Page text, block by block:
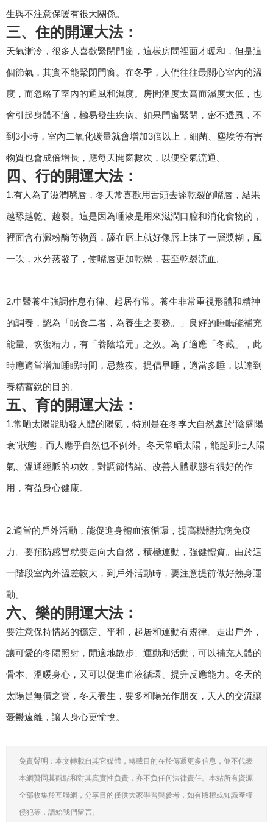
生與不注意保暖有很大關係。
三、住的開運大法：
天氣漸冷，很多人喜歡緊閉門窗，這樣房間裡面才暖和，但是這
個節氣，其實不能緊閉門窗。在冬季，人們往往最關心室內的溫
度，而忽略了室內的通風和濕度。房間溫度太高而濕度太低，也
會引起身體不適，極易發生疾病。如果門窗緊閉，密不透風，不
到3小時，室內二氧化碳量就會增加3倍以上，細菌、塵埃等有害
物質也會成倍增長，應每天開窗數次，以便空氣流通。
四、行的開運大法：
1.有人為了滋潤嘴唇，冬天常喜歡用舌頭去舔乾裂的嘴唇，結果
越舔越乾、越裂。這是因為唾液是用來滋潤口腔和消化食物的，
裡面含有澱粉酶等物質，舔在唇上就好像唇上抹了一層漿糊，風
一吹，水分蒸發了，使嘴唇更加乾燥，甚至乾裂流血。
2.中醫養生強調作息有律、起居有常。養生非常重視形體和精神
的調養，認為「眠食二者，為養生之要務。」良好的睡眠能補充
能量、恢復精力，有「養陰培元」之效。為了適應「冬藏」，此
時應適當增加睡眠時間，忌熬夜。提倡早睡，適當多睡，以達到
養精蓄銳的目的。
五、育的開運大法：
1.常晒太陽能助發人體的陽氣，特別是在冬季大自然處於“陰盛陽
衰”狀態，而人應乎自然也不例外。冬天常晒太陽，能起到壯人陽
氣、溫通經脈的功效，對調節情緒、改善人體狀態有很好的作
用，有益身心健康。
2.適當的戶外活動，能促進身體血液循環，提高機體抗病免疫
力。要預防感冒就要走向大自然，積極運動，強健體質。由於這
一階段室內外溫差較大，到戶外活動時，要注意提前做好熱身運
動。
六、樂的開運大法：
要注意保持情緒的穩定、平和，起居和運動有規律。走出戶外，
讓可愛的冬陽照射，閒適地散步、運動和活動，可以補充人體的
骨本、溫暖身心，又可以促進血液循環、提升反應能力。冬天的
太陽是無價之寶，冬天養生，要多和陽光作朋友，天人的交流讓
憂鬱遠離，讓人身心更愉悅。
免責聲明：本文轉載自其它媒體，轉載目的在於傳遞更多信息，並不代表
本網贊同其觀點和對其真實性負責，亦不負任何法律責任。本站所有資源
全部收集於互聯網，分享目的僅供大家學習與參考，如有版權或知識產權
侵犯等，請給我們留言。